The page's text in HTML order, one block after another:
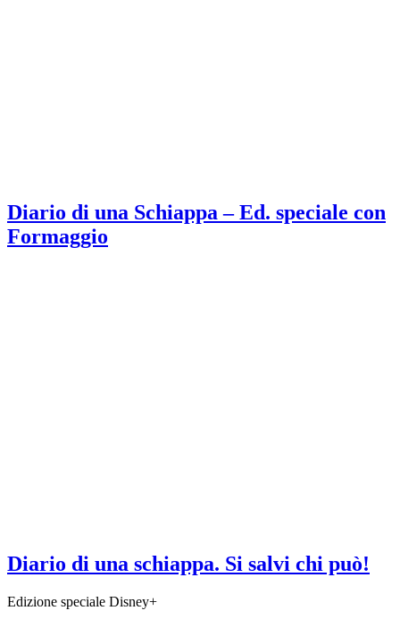
Diario di una Schiappa – Ed. speciale con
Formaggio
Diario di una schiappa. Si salvi chi può!
Edizione speciale Disney+